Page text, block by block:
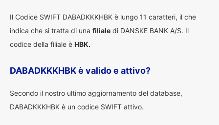
Il Codice SWIFT DABADKKKHBK è lungo 11 caratteri, il che
indica che si tratta di una filiale di DANSKE BANK A/S. Il
codice della filiale è HBK.
DABADKKKHBK è valido e attivo?
Secondo il nostro ultimo aggiornamento del database,
DABADKKKHBK è un codice SWIFT attivo.